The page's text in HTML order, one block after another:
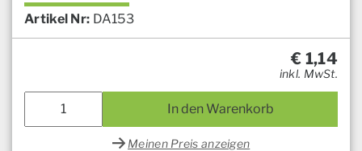
Artikel Nr: DA153
€ 1,14
inkl. MwSt.
In den Warenkorb
Meinen Preis anzeigen